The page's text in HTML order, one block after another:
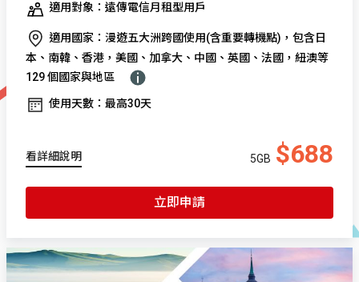
適用對象：遠傳電信月租型用戶
適用國家：漫遊五大洲跨國使用(含重要轉機點)，包含日
本、南韓、香港，美國、加拿大、中國、英國、法國，紐澳等
129 個國家與地區
使用天數：最高30天
看詳細說明 5GB $688
立即申請